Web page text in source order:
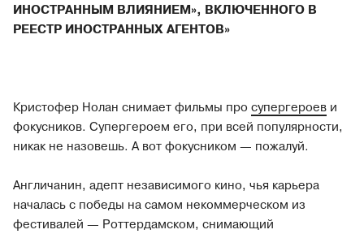
ИНОСТРАННЫМ ВЛИЯНИЕМ», ВКЛЮЧЕННОГО В
РЕЕСТР ИНОСТРАННЫХ АГЕНТОВ»
Кристофер Нолан снимает фильмы про супергероев и
фокусников. Супергероем его, при всей популярности,
никак не назовешь. А вот фокусником — пожалуй.
Англичанин, адепт независимого кино, чья карьера
началась с победы на самом некоммерческом из
фестивалей — Роттердамском, снимающий